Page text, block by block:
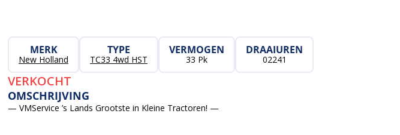
MERK
New Holland
TYPE
TC33 4wd HST
VERMOGEN
33 Pk
DRAAIUREN
02241
VERKOCHT
OMSCHRIJVING
— VMService ’s Lands Grootste in Kleine Tractoren! —